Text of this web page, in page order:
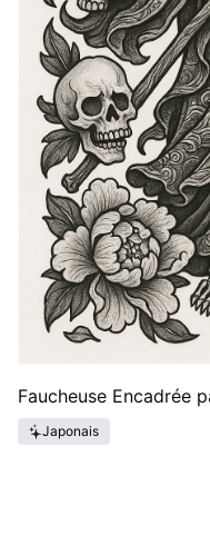
Faucheuse Encadrée
Japonais